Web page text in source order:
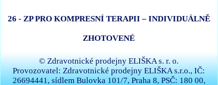
26 - ZP PRO KOMPRESNÍ TERAPII – INDIVIDUÁLNĚ
ZHOTOVENÉ
© Zdravotnické prodejny ELIŠKA s. r. o.
Provozovatel: Zdravotnické prodejny ELIŠKA s.r.o., IČ:
26694441, sídlem Bulovka 101/7, Praha 8, PSČ: 180 00,